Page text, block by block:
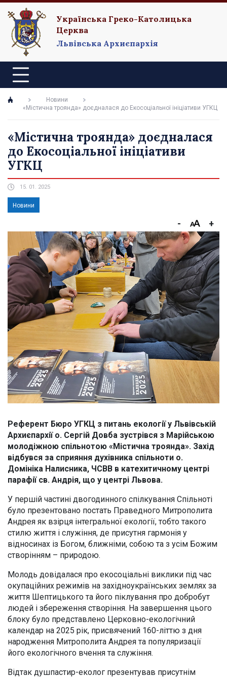
Українська Греко-Католицька
Церква
Львівська Архиєпархія
Новини
«Містична троянда» доєдналася до Екосоціальної ініціативи УГКЦ
«Містична троянда» доєдналася
до Екосоціальної ініціативи
УГКЦ
15. 01. 2025
Новини
- +
Референт Бюро УГКЦ з питань екології у Львівській
Архиєпархії о. Сергій Довба зустрівся з Марійською
молодіжною спільнотою «Містична троянда». Захід
відбувся за сприяння духівника спільноти о.
Домініка Налисника, ЧСВВ в катехитичному центрі
парафії св. Андрія, що у центрі Львова.
У першій частині двогодинного спілкування Спільноті
було презентовано постать Праведного Митрополита
Андрея як взірця інтегральної екології, тобто такого
стилю життя і служіння, де присутня гармонія у
відносинах із Богом, ближніми, собою та з усім Божим
створінням – природою.
Молодь довідалася про екосоціальні виклики під час
окупаційних режимів на західноукраїнських землях за
життя Шептицького та його піклування про добробут
людей і збереження створіння. На завершення цього
блоку було представлено Церковно-екологічний
календар на 2025 рік, присвячений 160-літтю з дня
народження Митрополита Андрея та популяризації
його екологічного вчення та служіння.
Відтак душпастир-еколог презентував присутнім